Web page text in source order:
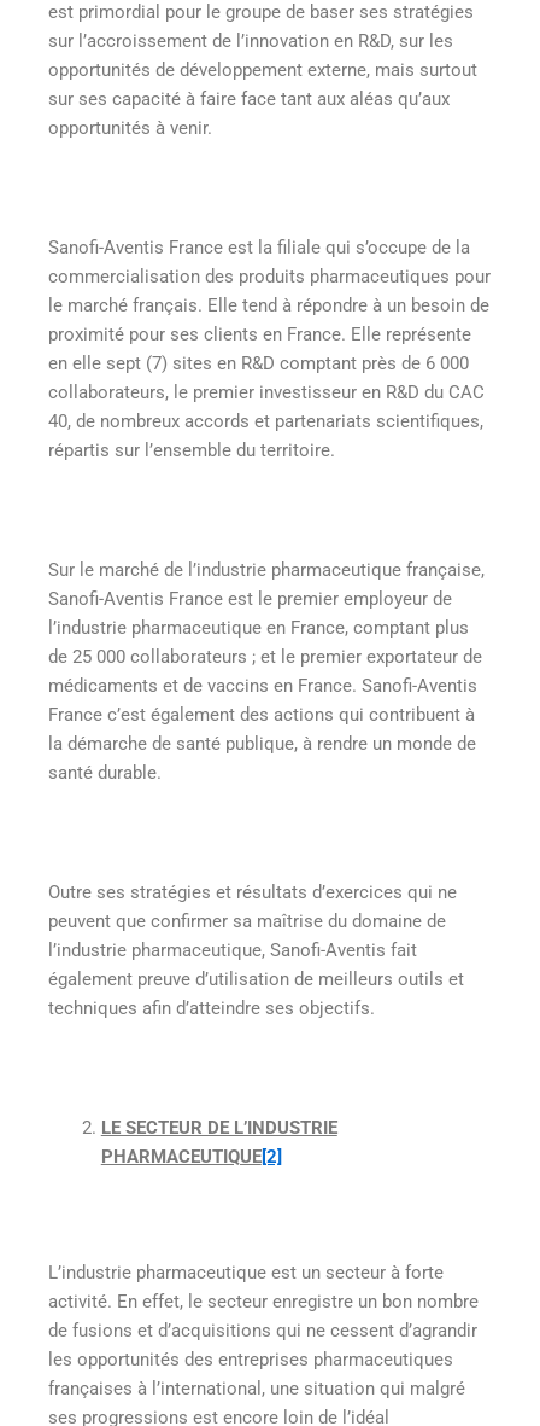
est primordial pour le groupe de baser ses stratégies
sur l’accroissement de l’innovation en R&D, sur les
opportunités de développement externe, mais surtout
sur ses capacité à faire face tant aux aléas qu’aux
opportunités à venir.
Sanofi-Aventis France est la filiale qui s’occupe de la
commercialisation des produits pharmaceutiques pour
le marché français. Elle tend à répondre à un besoin de
proximité pour ses clients en France. Elle représente
en elle sept (7) sites en R&D comptant près de 6 000
collaborateurs, le premier investisseur en R&D du CAC
40, de nombreux accords et partenariats scientifiques,
répartis sur l’ensemble du territoire.
Sur le marché de l’industrie pharmaceutique française,
Sanofi-Aventis France est le premier employeur de
l’industrie pharmaceutique en France, comptant plus
de 25 000 collaborateurs ; et le premier exportateur de
médicaments et de vaccins en France. Sanofi-Aventis
France c’est également des actions qui contribuent à
la démarche de santé publique, à rendre un monde de
santé durable.
Outre ses stratégies et résultats d’exercices qui ne
peuvent que confirmer sa maîtrise du domaine de
l’industrie pharmaceutique, Sanofi-Aventis fait
également preuve d’utilisation de meilleurs outils et
techniques afin d’atteindre ses objectifs.
LE SECTEUR DE L’INDUSTRIE
PHARMACEUTIQUE[2]
L’industrie pharmaceutique est un secteur à forte
activité. En effet, le secteur enregistre un bon nombre
de fusions et d’acquisitions qui ne cessent d’agrandir
les opportunités des entreprises pharmaceutiques
françaises à l’international, une situation qui malgré
ses progressions est encore loin de l’idéal